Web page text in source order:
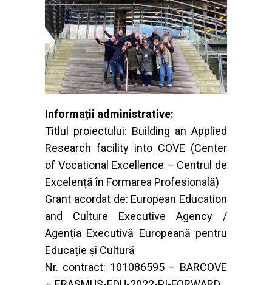
Informații administrative:
Titlul proiectului: Building an Applied
Research facility into COVE (Center
of Vocational Excellence – Centrul de
Excelență în Formarea Profesională)
Grant acordat de: European Education
and Culture Executive Agency /
Agenția Executivă Europeană pentru
Educație și Cultură
Nr. contract: 101086595 – BARCOVE